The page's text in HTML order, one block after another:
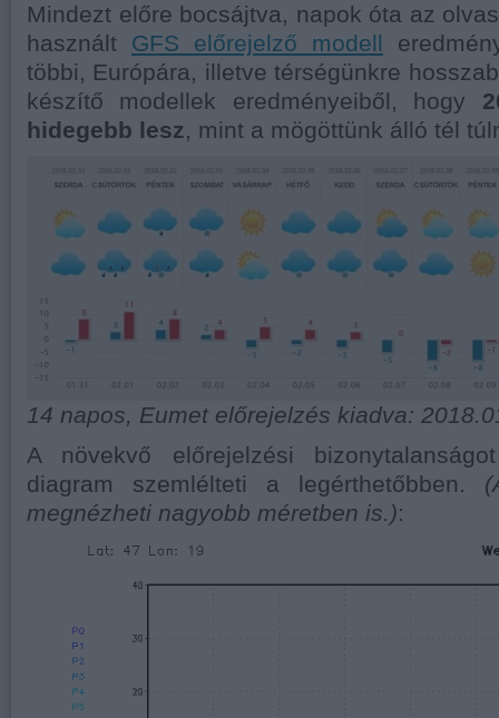
Mindezt előre bocsájtva, napok óta az
használt GFS előrejelző modell
többi, Európára, illetve térségünkre
készítő modellek eredményeiből, hogy
hidegebb lesz, mint a mögöttünk álló tél
14 napos, Eumet előrejelzés kiadva:
A növekvő előrejelzési
diagram szemlélteti a legérthetőbben.
megnézheti nagyobb méretben is.):